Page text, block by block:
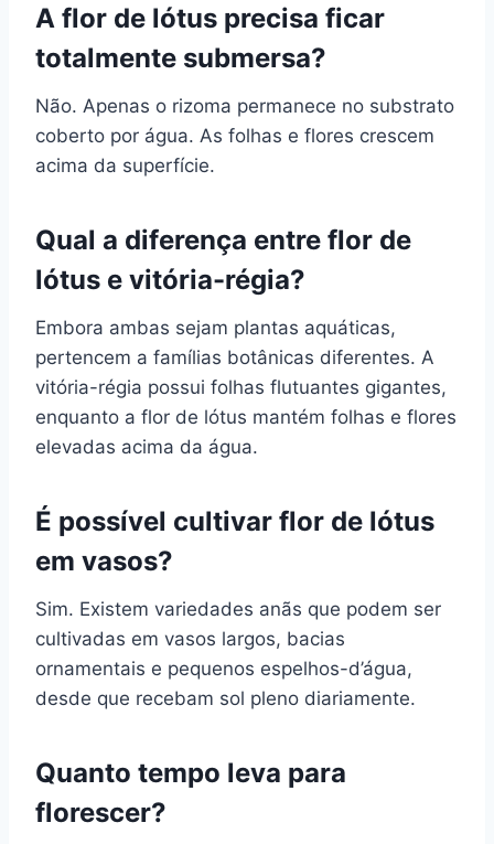
A flor de lótus precisa ficar
totalmente submersa?
Não. Apenas o rizoma permanece no substrato
coberto por água. As folhas e flores crescem
acima da superfície.
Qual a diferença entre flor de
lótus e vitória-régia?
Embora ambas sejam plantas aquáticas,
pertencem a famílias botânicas diferentes. A
vitória-régia possui folhas flutuantes gigantes,
enquanto a flor de lótus mantém folhas e flores
elevadas acima da água.
É possível cultivar flor de lótus
em vasos?
Sim. Existem variedades anãs que podem ser
cultivadas em vasos largos, bacias
ornamentais e pequenos espelhos-d’água,
desde que recebam sol pleno diariamente.
Quanto tempo leva para
florescer?